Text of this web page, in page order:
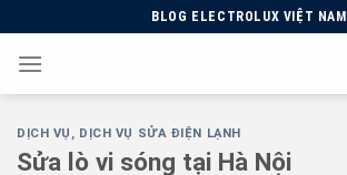
to
content
BLOG ELECTROLUX VIỆT NAM
DỊCH VỤ , DỊCH VỤ SỬA ĐIỆN LẠNH
Sửa lò vi sóng tại Hà Nội